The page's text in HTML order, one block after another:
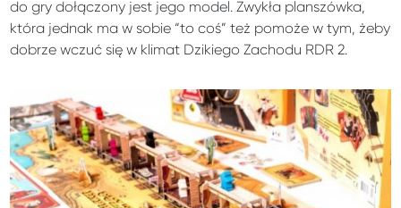
do gry dołączony jest jego model. Zwykła planszówka,
która jednak ma w sobie “to coś” też pomoże w tym, żeby
dobrze wczuć się w klimat Dzikiego Zachodu RDR 2.